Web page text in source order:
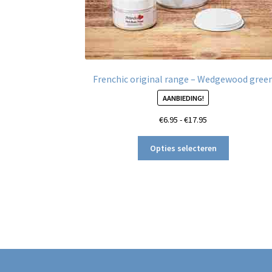
Frenchic original range – Wedgewood
AANBIEDING!
€6.95 -€17.95
tot
€17.95
Opties selecteren
gekozen